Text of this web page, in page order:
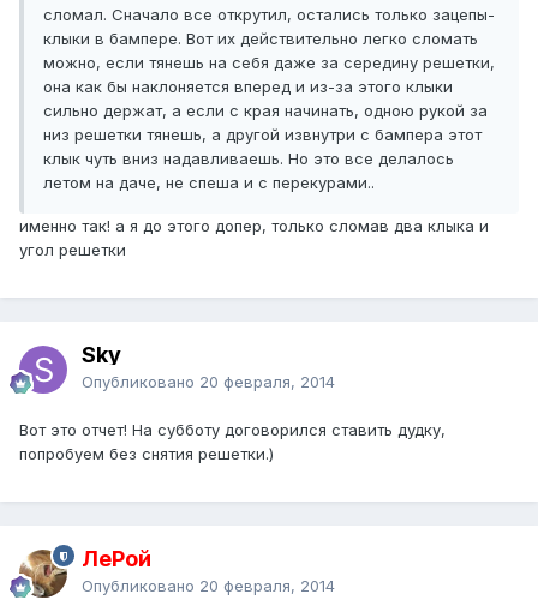
сломал. Сначало все открутил, остались только зацепы-
клыки в бампере. Вот их действительно легко сломать
можно, если тянешь на себя даже за середину решетки,
она как бы наклоняется вперед и из-за этого клыки
сильно держат, а если с края начинать, одною рукой за
низ решетки тянешь, а другой извнутри с бампера этот
клык чуть вниз надавливаешь. Но это все делалось
летом на даче, не спеша и с перекурами..
именно так! а я до этого допер, только сломав два клыка и
угол решетки
Sky
Опубликовано 20 февраля, 2014
Вот это отчет! На субботу договорился ставить дудку,
попробуем без снятия решетки.)
ЛеРой
Опубликовано 20 февраля, 2014